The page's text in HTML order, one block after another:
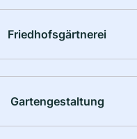
Friedhofsgärtnerei
Gartengestaltung